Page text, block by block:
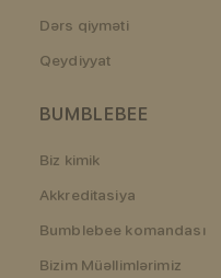
Dərs qiyməti
Qeydiyyat
BUMBLEBEE
Biz kimik
Akkreditasiya
Bumblebee komandası
Bizim Müəllimlərimiz